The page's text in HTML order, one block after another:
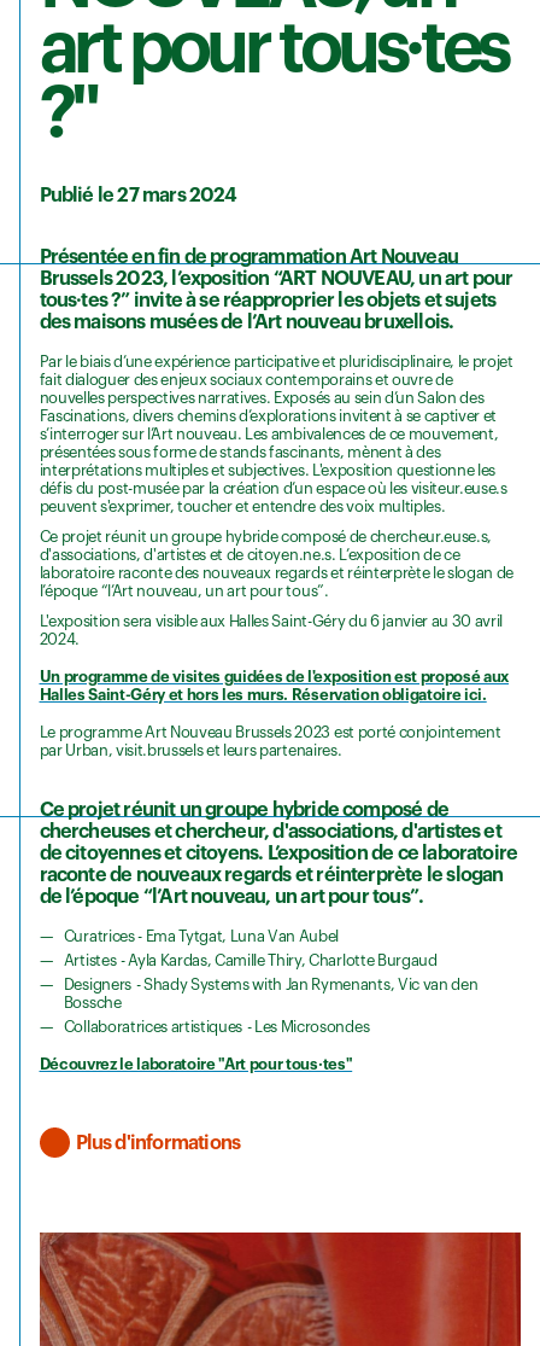
art pour tous·tes
?"
Publié le 27 mars 2024
Présentée en fin de programmation Art Nouveau
Brussels 2023, l’exposition “ART NOUVEAU, un art pour
tous·tes ?” invite à se réapproprier les objets et sujets
des maisons musées de l’Art nouveau bruxellois.
Par le biais d’une expérience participative et pluridisciplinaire, le projet
fait dialoguer des enjeux sociaux contemporains et ouvre de
nouvelles perspectives narratives. Exposés au sein d’un Salon des
Fascinations, divers chemins d’explorations invitent à se captiver et
s’interroger sur l’Art nouveau. Les ambivalences de ce mouvement,
présentées sous forme de stands fascinants, mènent à des
interprétations multiples et subjectives. L'exposition questionne les
défis du post-musée par la création d’un espace où les visiteur.euse.s
peuvent s'exprimer, toucher et entendre des voix multiples.
Ce projet réunit un groupe hybride composé de chercheur.euse.s,
d'associations, d'artistes et de citoyen.ne.s. L’exposition de ce
laboratoire raconte des nouveaux regards et réinterprète le slogan de
l’époque “l’Art nouveau, un art pour tous”.
L'exposition sera visible aux Halles Saint-Géry du 6 janvier au 30 avril
2024.
Un programme de visites guidées de l'exposition est proposé aux
Halles Saint-Géry et hors les murs. Réservation obligatoire ici.
Le programme Art Nouveau Brussels 2023 est porté conjointement
par Urban, visit.brussels et leurs partenaires.
Ce projet réunit un groupe hybride composé de
chercheuses et chercheur, d'associations, d'artistes et
de citoyennes et citoyens. L’exposition de ce laboratoire
raconte de nouveaux regards et réinterprète le slogan
de l’époque “l’Art nouveau, un art pour tous”.
Curatrices - Ema Tytgat, Luna Van Aubel
Artistes - Ayla Kardas, Camille Thiry, Charlotte Burgaud
Designers - Shady Systems with Jan Rymenants, Vic van den
Bossche
Collaboratrices artistiques - Les Microsondes
Découvrez le laboratoire "Art pour tous·tes"
Plus d'informations